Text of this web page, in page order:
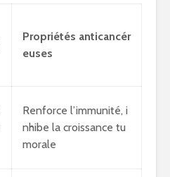
Propriétés anticancér
euses
Renforce l’immunité, i
nhibe la croissance tu
morale